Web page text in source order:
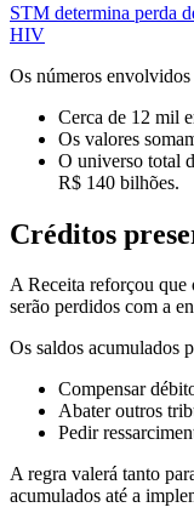
STM determina perda
HIV
Os números envolvidos
Cerca de 12 mil
Os valores
O universo total
R$ 140 bilhões.
Créditos
A Receita reforçou que
serão perdidos com a
Os saldos acumulados
Compensar
Abater outros
Pedir
A regra valerá tanto
acumulados até a